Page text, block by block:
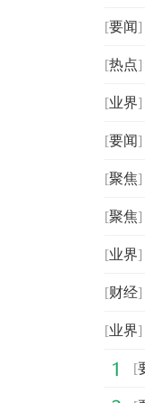
[要闻]
[热点]
[业界]
[要闻]
[聚焦]
[聚焦]
[业界]
[财经]
[业界]
[